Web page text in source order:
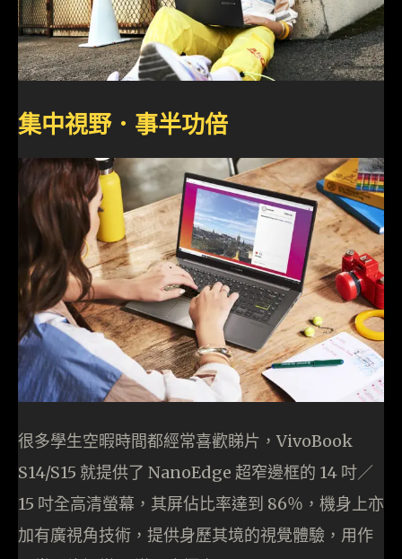
集中視野．事半功倍
很多學生空暇時間都經常喜歡睇片，VivoBook
S14/S15 就提供了 NanoEdge 超窄邊框的 14 吋／
15 吋全高清螢幕，其屏佔比率達到 86％，機身上亦
加有廣視角技術，提供身歷其境的視覺體驗，用作